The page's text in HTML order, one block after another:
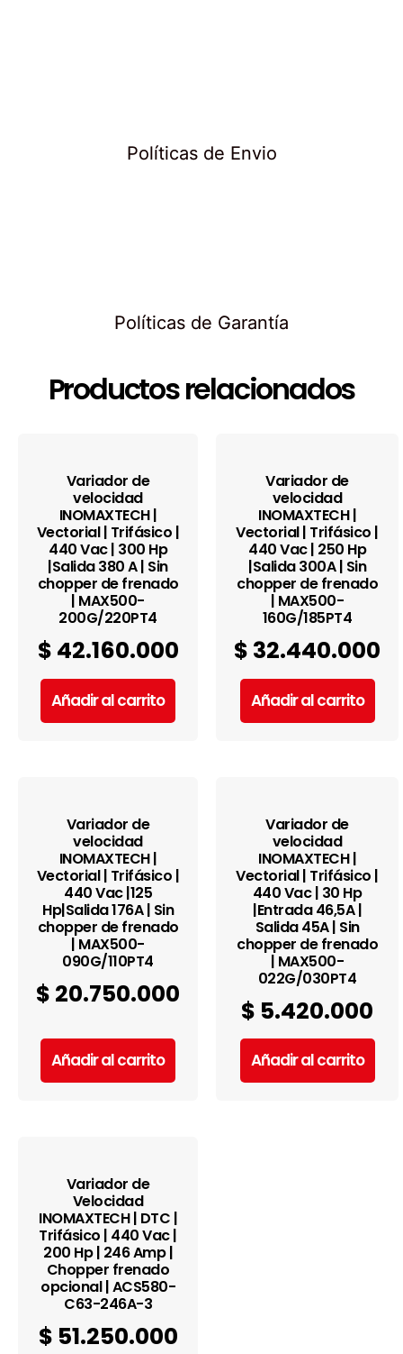
Políticas de Envio
Políticas de Garantía
Productos relacionados
Variador de
velocidad
INOMAXTECH |
Vectorial | Trifásico |
440 Vac | 300 Hp
|Salida 380 A | Sin
chopper de frenado
| MAX500-
200G/220PT4
$ 42.160.000
Añadir al carrito
Variador de
velocidad
INOMAXTECH |
Vectorial | Trifásico |
440 Vac | 250 Hp
|Salida 300A | Sin
chopper de frenado
| MAX500-
160G/185PT4
$ 32.440.000
Añadir al carrito
Variador de
velocidad
INOMAXTECH |
Vectorial | Trifásico |
440 Vac |125
Hp|Salida 176A | Sin
chopper de frenado
| MAX500-
090G/110PT4
$ 20.750.000
Añadir al carrito
Variador de
velocidad
INOMAXTECH |
Vectorial | Trifásico |
440 Vac | 30 Hp
|Entrada 46,5A |
Salida 45A | Sin
chopper de frenado
| MAX500-
022G/030PT4
$ 5.420.000
Añadir al carrito
Variador de
Velocidad
INOMAXTECH | DTC |
Trifásico | 440 Vac |
200 Hp | 246 Amp |
Chopper frenado
opcional | ACS580-
C63-246A-3
$ 51.250.000